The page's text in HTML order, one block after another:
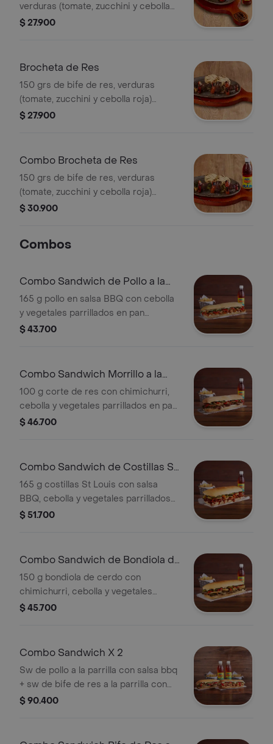
verduras (tomate, zucchini y cebolla
roja) acompañada de 2 und de arepa
$ 27.900
Brocheta de Res
150 grs de bife de res, verduras
(tomate, zucchini y cebolla roja)
acompañada de 2 und de arepa de
$ 27.900
Combo Brocheta de Res
150 grs de bife de res, verduras
(tomate, zucchini y cebolla roja)
acompañada de 2 und de arepa de
$ 30.900
Combos
Combo Sandwich de Pollo a la
Parrillla
165 g pollo en salsa BBQ con cebolla
y vegetales parrillados en pan
horneado acompañado de una
$ 43.700
Combo Sandwich Morrillo a la
Parrillla
100 g corte de res con chimichurri,
cebolla y vegetales parrillados en pan
horneado acompañado de una
$ 46.700
Combo Sandwich de Costillas St
Louis
165 g costillas St Louis con salsa
BBQ, cebolla y vegetales parrillados
en pan horneado acompañado de una
$ 51.700
Combo Sandwich de Bondiola de
Cerdo
150 g bondiola de cerdo con
chimichurri, cebolla y vegetales
parrillados en pan horneado
$ 45.700
Combo Sandwich X 2
Sw de pollo a la parrilla con salsa bbq
+ sw de bife de res a la parrilla con
chimichurri + 2 porciones de papa
$ 90.400